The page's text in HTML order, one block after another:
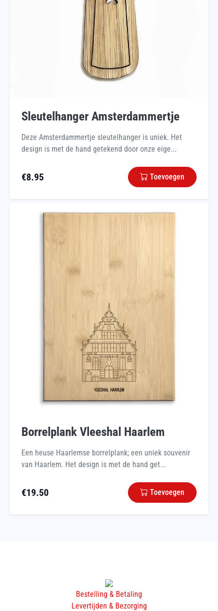
Sleutelhanger Amsterdammertje
Deze Amsterdammertje sleutelhanger is uniek. Het
design is met de hand getekend door onze eige...
€8.95 Toevoegen
Borrelplank Vleeshal Haarlem
Een heuse Haarlemse borrelplank; een uniek souvenir
van Haarlem. Het design is met de hand get...
€19.50 Toevoegen
Bestelling & Betaling
Levertijden & Bezorging